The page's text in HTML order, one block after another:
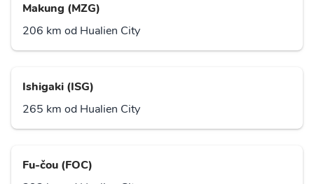
Makung (MZG)
206 km od Hualien City
Ishigaki (ISG)
265 km od Hualien City
Fu-čou (FOC)